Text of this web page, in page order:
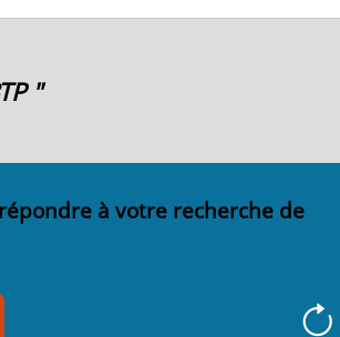
"
à votre recherche de